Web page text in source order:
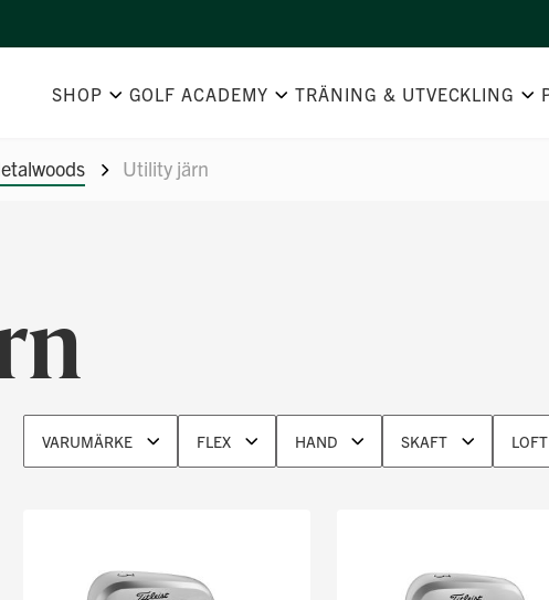
SHOP GOLF ACADEMY TRÄNING & UTVECKLING
Utility järn
VARUMÄRKE FLEX HAND SKAFT LOFT